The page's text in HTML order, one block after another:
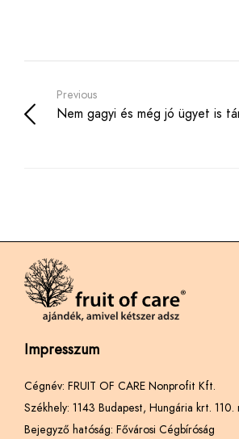
Previous
Nem gagyi és még jó ügyet is
Impresszum
Cégnév: FRUIT OF CARE Nonprofit Kft.
Székhely: 1143 Budapest, Hungária krt. 110.
Bejegyző hatóság: Fővárosi Cégbíróság